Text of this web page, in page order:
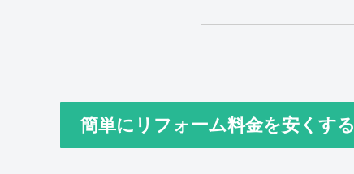
簡単にリフォーム料金を安くす